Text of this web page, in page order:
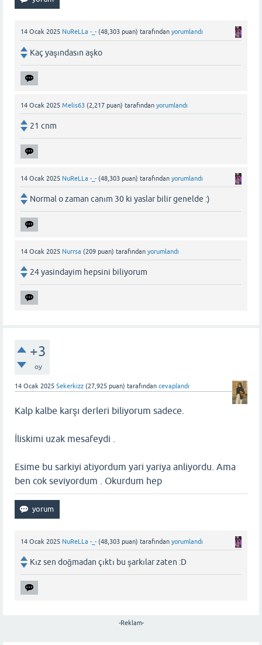
14 Ocak 2025 NuReLLa -_- (48,303 puan) tarafından yorumlandı
Kaç yaşındasın aşko
14 Ocak 2025 Melis63 (2,217 puan) tarafından yorumlandı
21 cnm
14 Ocak 2025 NuReLLa -_- (48,303 puan) tarafından yorumlandı
Normal o zaman canım 30 ki yaslar bilir genelde :)
14 Ocak 2025 Nurrsa (209 puan) tarafından yorumlandı
24 yasindayim hepsini biliyorum
+3
oy
14 Ocak 2025 Sekerkizz (27,925 puan) tarafından cevaplandı
Kalp kalbe karşı derleri biliyorum sadece.
İliskimi uzak mesafeydi .
Esime bu sarkiyi atiyordum yari yariya anliyordu. Ama
ben cok seviyordum . Okurdum hep
14 Ocak 2025 NuReLLa -_- (48,303 puan) tarafından yorumlandı
Kız sen doğmadan çıktı bu şarkılar zaten :D
-Reklam-